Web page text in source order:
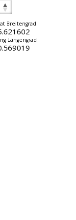
Breitengrad
Längengrad